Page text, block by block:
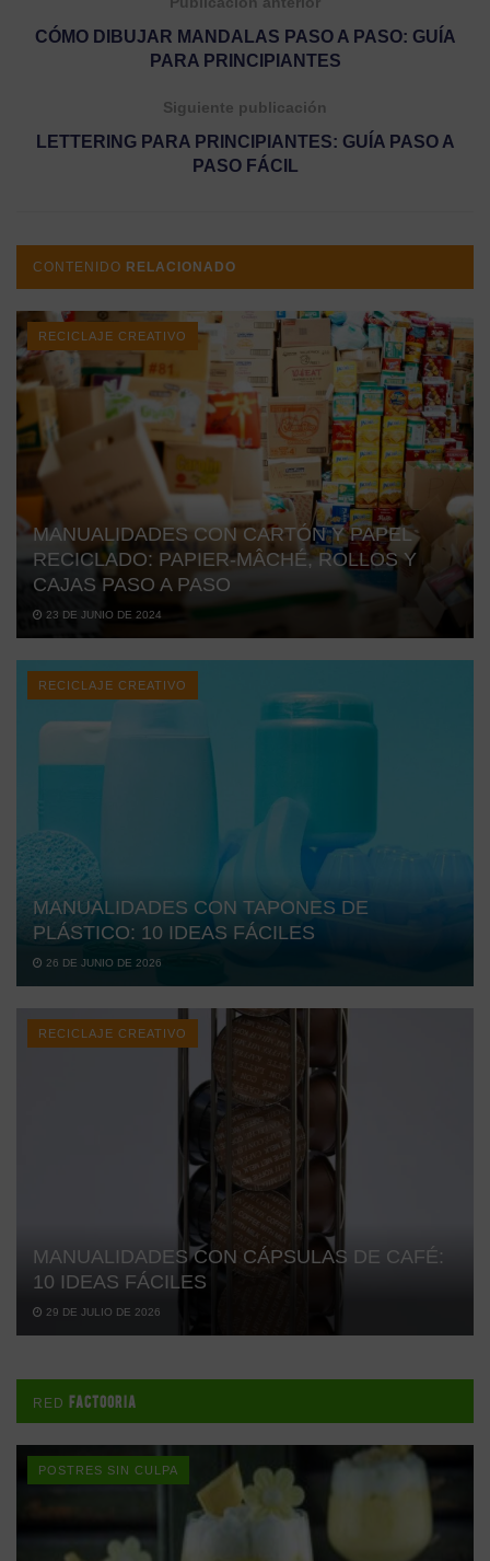
CÓMO DIBUJAR MANDALAS PASO A PASO: GUÍA
PARA PRINCIPIANTES
Siguiente publicación
LETTERING PARA PRINCIPIANTES: GUÍA PASO A
PASO FÁCIL
CONTENIDO RELACIONADO
RECICLAJE CREATIVO
MANUALIDADES CON CARTÓN Y PAPEL
RECICLADO: PAPIER-MÂCHÉ, ROLLOS Y
CAJAS PASO A PASO
23 DE JUNIO DE 2024
RECICLAJE CREATIVO
MANUALIDADES CON TAPONES DE
PLÁSTICO: 10 IDEAS FÁCILES
26 DE JUNIO DE 2026
RECICLAJE CREATIVO
MANUALIDADES CON CÁPSULAS DE CAFÉ:
10 IDEAS FÁCILES
29 DE JULIO DE 2026
RED FACTOORIA
POSTRES SIN CULPA